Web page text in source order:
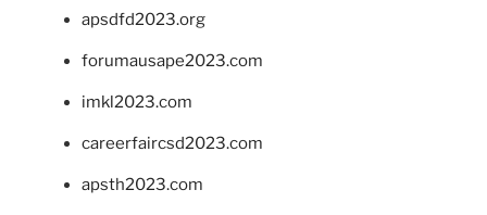
apsdfd2023.org
forumausape2023.com
imkl2023.com
careerfaircsd2023.com
apsth2023.com